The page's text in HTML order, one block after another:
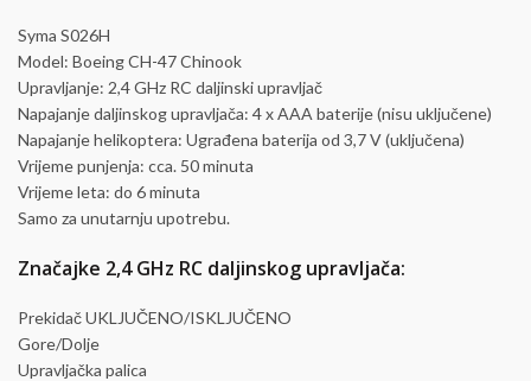
Syma S026H
Model: Boeing CH-47 Chinook
Upravljanje: 2,4 GHz RC daljinski upravljač
Napajanje daljinskog upravljača: 4 x AAA baterije (nisu uključene)
Napajanje helikoptera: Ugrađena baterija od 3,7 V (uključena)
Vrijeme punjenja: cca. 50 minuta
Vrijeme leta: do 6 minuta
Samo za unutarnju upotrebu.
Značajke 2,4 GHz RC daljinskog upravljača:
Prekidač UKLJUČENO/ISKLJUČENO
Gore/Dolje
Upravljačka palica